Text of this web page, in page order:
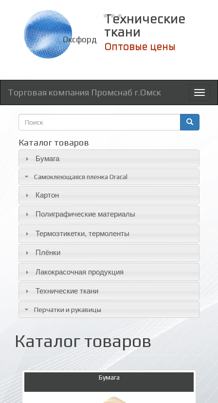
Технические
ткани
Оксфорд
Торговая компания Промснаб г.Омск
Форма
поиска
Каталог товаров
Бумага
Самоклеющаяся пленка Oracal
Картон
Полиграфические материалы
Термоэтикетки, термоленты
Плёнки
Лакокрасочная продукция
Технические ткани
Перчатки и рукавицы
Каталог товаров
Бумага